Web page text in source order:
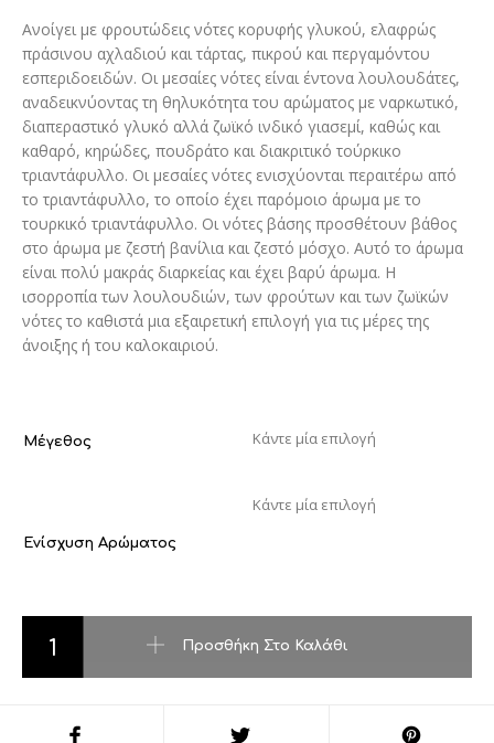
Ανοίγει με φρουτώδεις νότες κορυφής γλυκού, ελαφρώς
πράσινου αχλαδιού και τάρτας, πικρού και περγαμόντου
εσπεριδοειδών. Οι μεσαίες νότες είναι έντονα λουλουδάτες,
αναδεικνύοντας τη θηλυκότητα του αρώματος με ναρκωτικό,
διαπεραστικό γλυκό αλλά ζωϊκό ινδικό γιασεμί, καθώς και
καθαρό, κηρώδες, πουδράτο και διακριτικό τούρκικο
τριαντάφυλλο. Οι μεσαίες νότες ενισχύονται περαιτέρω από
το τριαντάφυλλο, το οποίο έχει παρόμοιο άρωμα με το
τουρκικό τριαντάφυλλο. Οι νότες βάσης προσθέτουν βάθος
στο άρωμα με ζεστή βανίλια και ζεστό μόσχο. Αυτό το άρωμα
είναι πολύ μακράς διαρκείας και έχει βαρύ άρωμα. Η
ισορροπία των λουλουδιών, των φρούτων και των ζωϊκών
νότες το καθιστά μια εξαιρετική επιλογή για τις μέρες της
άνοιξης ή του καλοκαιριού.
Μέγεθος
Ενίσχυση Αρώματος
Προσθήκη Στο Καλάθι